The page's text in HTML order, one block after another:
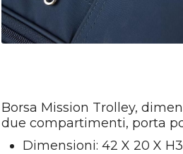
Borsa Mission Trolley,
due compartimenti, porta
Dimensioni: 42 X 20 X